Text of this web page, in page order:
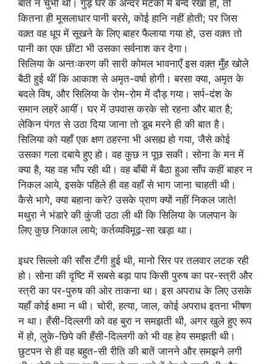
बात न चुभी थी। गुड़ घर के अन्दर मटकों में बन्द रखा हो, तो
कितना ही मूसलाधार पानी बरसे, कोई हानि नहीं होती; पर जिस
वक़्त वह धूप में सूखने के लिए बाहर फैलाया गया हो, उस वक़्त तो
पानी का एक छींटा भी उसका सर्वनाश कर देगा।
सिलिया के अन्तःकरण की सारी कोमल भावनाएँ इस वक़्त मुँह खोले
बैठी हुई थीं कि आकाश से अमृत-वर्षा होगी। बरसा क्या, अमृत के
बदले विष, और सिलिया के रोम-रोम में दौड़ गया। सर्प-दंश के
समान लहरें आयीं। घर में उपवास करके सो रहना और बात है;
लेकिन पंगत से उठा दिया जाना तो डूब मरने ही की बात है।
सिलिया को यहाँ एक क्षण ठहरना भी असह्य हो गया, जैसे कोई
उसका गला दबाये हुए हो। वह कुछ न पूछ सकी। सोना के मन में
क्या है, यह वह भाँप रही थी। वह बाँबी में बैठा हुआ साँप कहीं बाहर न
निकल आये, इसके पहिले ही वह वहाँ से भाग जाना चाहती थी।
कैसे भागे, क्या बहाना करे? उसके प्राण क्यों नहीं निकल जाते!
मथुरा ने भंडारे की कुंजी उठा ली थी कि सिलिया के जलपान के
लिए कुछ निकाल लाये; कर्तव्यविमूढ़-सा खड़ा था।
इधर सिल्लो की साँस टँगी हुई थी, मानो सिर पर तलवार लटक रही
हो। सोना की दृष्टि में सबसे बड़ा पाप किसी पुरुष का पर-स्त्री और
स्त्री का पर-पुरुष की ओर ताकना था। इस अपराध के लिए उसके
यहाँ कोई क्षमा न थी। चोरी, हत्या, जाल, कोई अपराध इतना भीषण
न था। हँसी-दिल्लगी को वह बुरा न समझती थी, अगर खुले हुए रूप
में हो, लुके-छिपे की हँसी-दिल्लगी को भी वह हेय समझती थी।
छुटपन से ही वह बहुत-सी रीति की बातें जानने और समझने लगी